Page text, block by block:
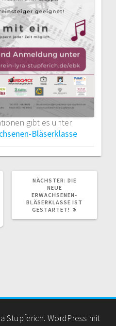
gibt es unter
Bläserklasse
NÄCHSTER: NÄCHSTER
DIE
NEUE
ERWACHSENEN-
BLÄSERKLASSE IST
GESTARTET!
Stupferich. WordPress mit